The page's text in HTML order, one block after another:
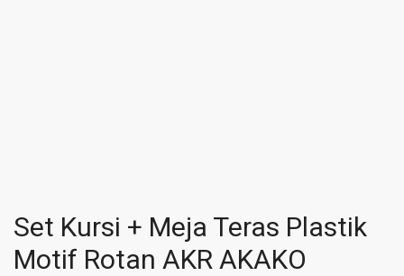
Set Kursi + Meja Teras Plastik
Motif Rotan AKR AKAKO